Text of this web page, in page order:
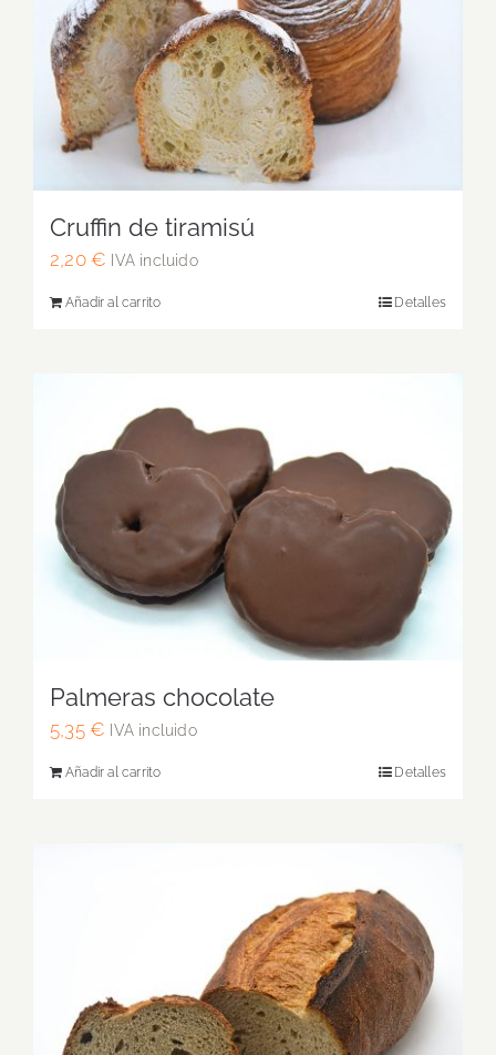
Cruffin de tiramisú
2,20 € IVA incluido
Añadir al carrito Detalles
Palmeras chocolate
5,35 € IVA incluido
Añadir al carrito Detalles